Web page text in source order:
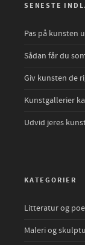
SENESTE
Pas på kunsten
Sådan får du
Giv kunsten de
Kunstgallerier
Udvid jeres
KATEGORIER
Litteratur og
Maleri og